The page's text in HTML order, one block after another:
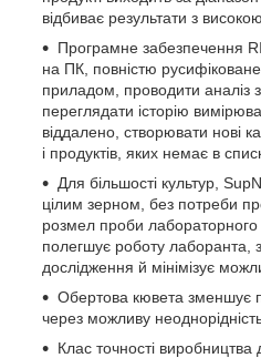
відбиває результати з
Програмне забезпечення
на ПК, повністю
приладом, проводити аналіз
переглядати історію
віддалено, створювати нові
і продуктів, яких немає в
Для більшості культур,
цілим зерном, без потреби
розмел проби
полегшує роботу лаборанта,
дослідження й мінімізує
Обертова кювета зменшує
через можливу
Клас точності виробництва